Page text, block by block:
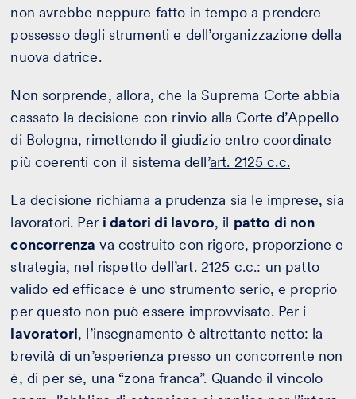
non avrebbe neppure fatto in tempo a prendere
possesso degli strumenti e dell’organizzazione della
nuova datrice.
Non sorprende, allora, che la Suprema Corte abbia
cassato la decisione con rinvio alla Corte d’Appello
di Bologna, rimettendo il giudizio entro coordinate
più coerenti con il sistema dell’art. 2125 c.c.
La decisione richiama a prudenza sia le imprese, sia
lavoratori. Per i datori di lavoro, il patto di non
concorrenza va costruito con rigore, proporzione e
strategia, nel rispetto dell’art. 2125 c.c.: un patto
valido ed efficace è uno strumento serio, e proprio
per questo non può essere improvvisato. Per i
lavoratori, l’insegnamento è altrettanto netto: la
brevità di un’esperienza presso un concorrente non
è, di per sé, una “zona franca”. Quando il vincolo